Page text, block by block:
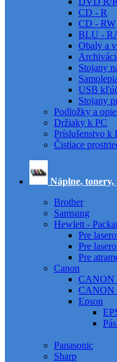
CD - R
CD - RW
BLU -
Obaly a
Stojany
USB
Stojany
Podložky a
Držiaky k PC
Príslušenstvo k
Čistiace
Náplne, tonery,
Brother
Samsung
Hewlett -
Pre
Pre
Pre
Canon
CANON
CANON
Epson
Panasonic
Sharp